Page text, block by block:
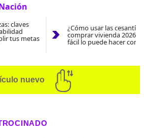
claves
tus metas
¿Cómo usar las
comprar vivienda 2026?
fácil lo puede hacer con
nuevo